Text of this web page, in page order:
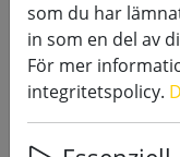
Sirius
stycken
som du har
in som en del av
För mer
integritetspolicy.